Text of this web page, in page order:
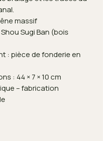
massif
Sugi Ban (bois
: pièce de fonderie en
: 44 × 7 × 10 cm
– fabrication